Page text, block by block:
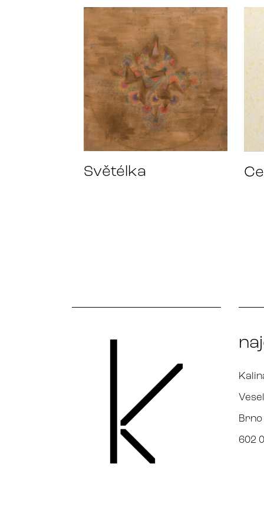
Světélka
Brno
602